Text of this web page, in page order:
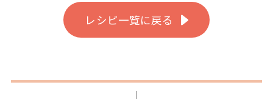
レシピ一覧に戻る